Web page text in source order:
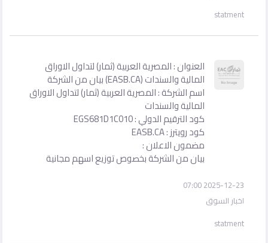
statment
العنوان : المصرية العربية (ثمار) لتداول الاوراق
المالية والسندات (EASB.CA) بيان من الشركة
اسم الشركة : المصرية العربية (ثمار) لتداول الاوراق
المالية والسندات
كود الترقيم الدولي : EGS681D1C010
كود رويترز : EASB.CA
مضمون الاعلان :
بيان من الشركة بخصوص توزيع اسهم مجانية
2025-12-23 07:00
اخبار السوق
statment